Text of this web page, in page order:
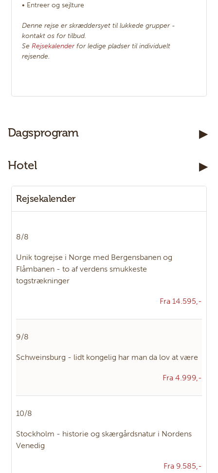
• Entreer og sejlture
Denne rejse er skræddersyet til lukkede grupper -
kontakt os for tilbud.
Se Rejsekalenderfor ledige pladser til individuelt
rejsende.
Facebook:
KONTAKTFORMULAR RING TIL OS
Dagsprogram
Hotel
Rejsekalender
8/8
Unik togrejse i Norge med Bergensbanen og
Flåmbanen - to af verdens smukkeste
togstrækninger
Fra 14.595,-
9/8
Schweinsburg - lidt kongelig har man da lov at være
Fra 4.999,-
10/8
Stockholm - historie og skærgårdsnatur i Nordens
Venedig
Fra 9.585,-